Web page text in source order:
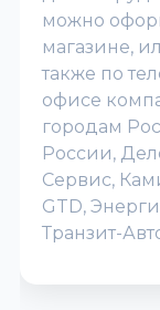
можно
магазине,
также по
офисе
городам
России,
Сервис,
GTD,
Транзит-